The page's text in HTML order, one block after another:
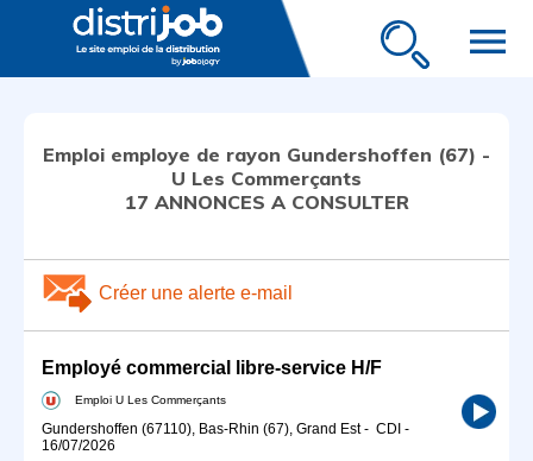
menu
Emploi employe de rayon Gundershoffen (67) -
U Les Commerçants
17 ANNONCES A CONSULTER
Créer une alerte e-mail
Employé commercial libre-service H/F
Emploi U Les Commerçants
Gundershoffen (67110), Bas-Rhin (67), Grand Est- CDI -
16/07/2026